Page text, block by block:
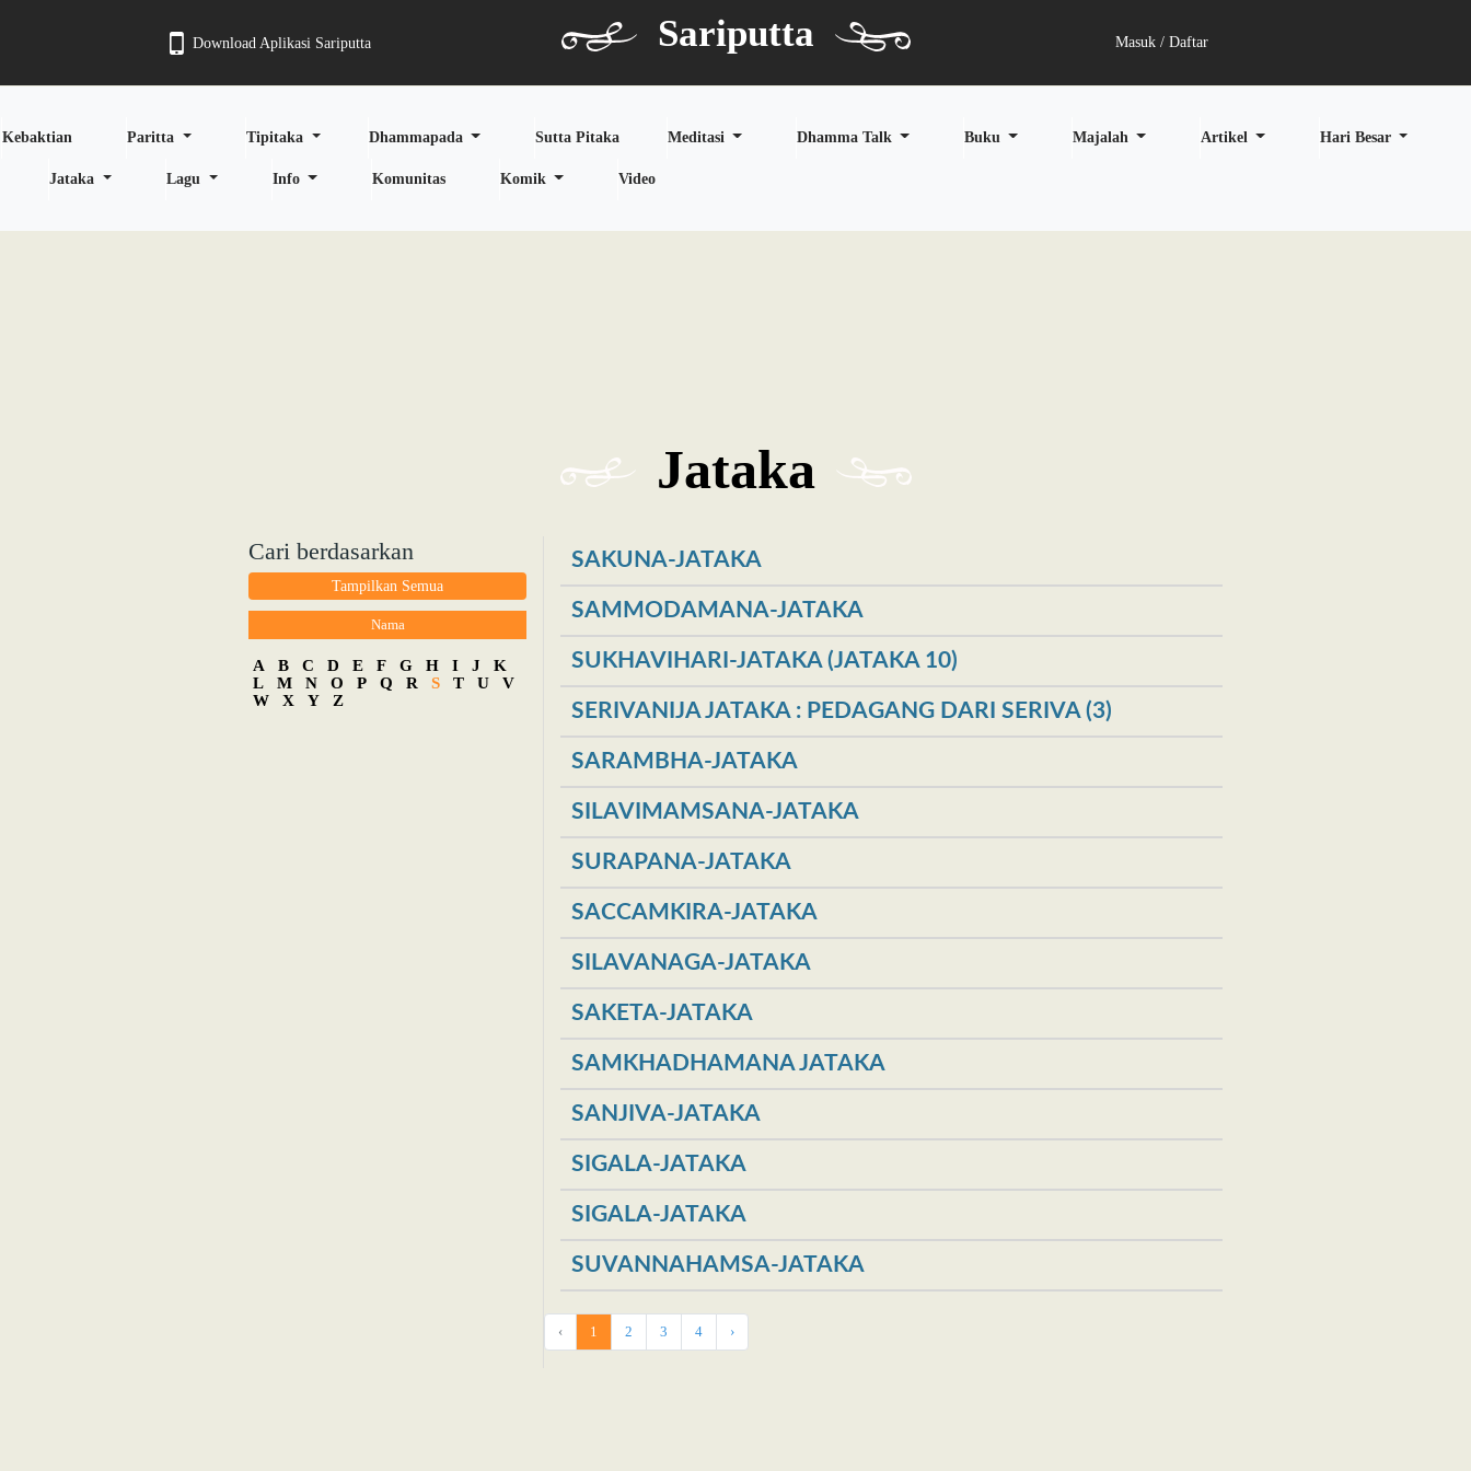
Download Aplikasi Sariputta Sariputta Masuk / Daftar
Kebaktian Paritta Tipitaka Dhammapada Sutta Pitaka Meditasi Dhamma Talk Buku Majalah Artikel Hari Besar
Jataka Lagu Info Komunitas Komik Video
Jataka
Cari berdasarkan
Tampilkan Semua
Nama
A B C D E F G H I J
K
L
M N O P Q R S T U
V
W
X Y Z
SAKUNA-JATAKA
SAMMODAMANA-JATAKA
SUKHAVIHARI-JATAKA (JATAKA 10)
SERIVANIJA JATAKA : PEDAGANG DARI SERIVA (3)
SARAMBHA-JATAKA
SILAVIMAMSANA-JATAKA
SURAPANA-JATAKA
SACCAMKIRA-JATAKA
SILAVANAGA-JATAKA
SAKETA-JATAKA
SAMKHADHAMANA JATAKA
SANJIVA-JATAKA
SIGALA-JATAKA
SIGALA-JATAKA
SUVANNAHAMSA-JATAKA
‹ 1 2 3 4 ›